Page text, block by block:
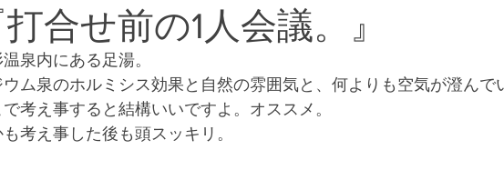
打合せ前の1人会議。』
泉内にある足湯。
ウム泉のホルミシス効果と自然の雰囲気と、何よりも空気が澄んで
で考え事すると結構いいですよ。オススメ。
も考え事した後も頭スッキリ。